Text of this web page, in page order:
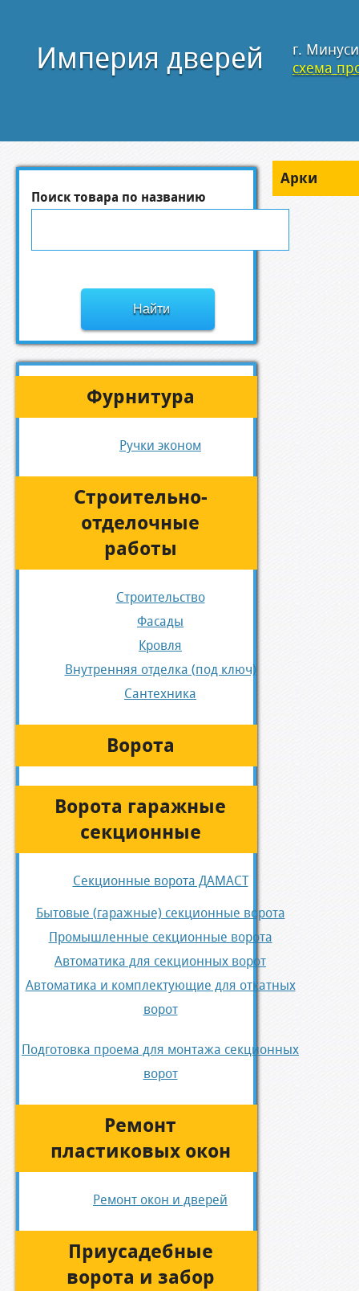
Империя дверей
г.
схема
Поиск товара по названию
Фурнитура
Ручки эконом
Строительно-
отделочные
работы
Строительство
Фасады
Кровля
Внутренняя отделка (под ключ)
Сантехника
Ворота
Ворота гаражные
секционные
Секционные ворота ДАМАСТ
Бытовые (гаражные) секционные ворота
Промышленные секционные ворота
Автоматика для секционных ворот
Автоматика и комплектующие для откатных
ворот
Подготовка проема для монтажа секционных
ворот
Ремонт
пластиковых окон
Ремонт окон и дверей
Приусадебные
ворота и забор
Арки